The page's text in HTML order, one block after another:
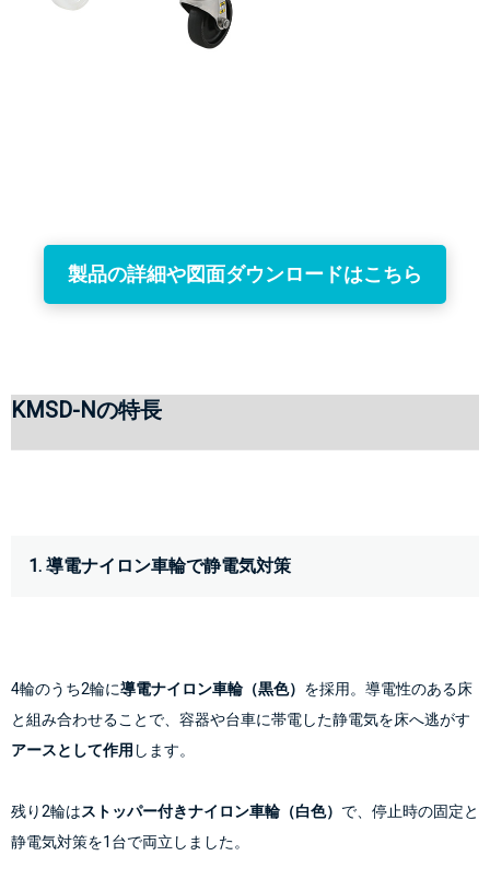
製品の詳細や図面ダウンロードはこちら
KMSD-Nの特長
1. 導電ナイロン車輪で静電気対策
4輪のうち2輪に導電ナイロン車輪（黒色） を採用。導電性のある床
と組み合わせることで、容器や台車に帯電した静電気を床へ逃がす
アースとして作用 します。
残り2輪はストッパー付きナイロン車輪（白色） で、停止時の固定と